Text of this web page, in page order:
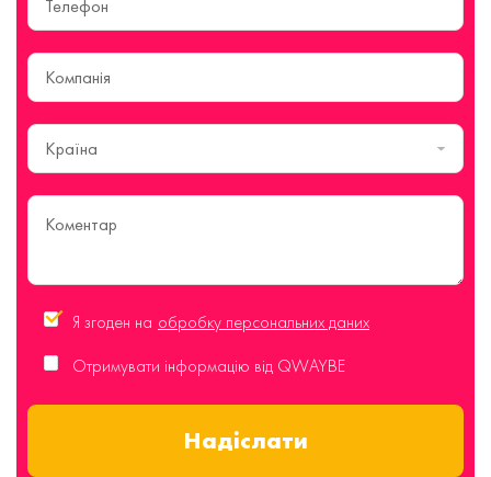
Країна
Я згоден на обробку персональних даних
Отримувати інформацію від QWAYBE
Надіслати